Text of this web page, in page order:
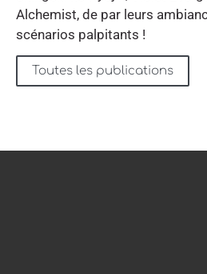
Alchemist, de par leurs
scénarios palpitants !
Toutes les publications